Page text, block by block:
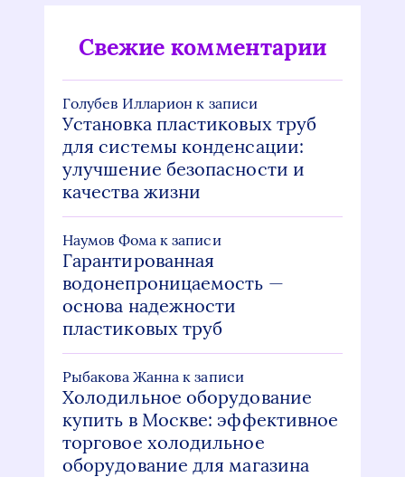
Свежие комментарии
Голубев Илларион к записи
Установка пластиковых труб
для системы конденсации:
улучшение безопасности и
качества жизни
Наумов Фома к записи
Гарантированная
водонепроницаемость —
основа надежности
пластиковых труб
Рыбакова Жанна к записи
Холодильное оборудование
купить в Москве: эффективное
торговое холодильное
оборудование для магазина